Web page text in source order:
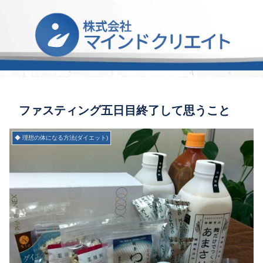
ファスティング五日目終了して思うこと
◆ 理想の体になる方法(ダイエット)